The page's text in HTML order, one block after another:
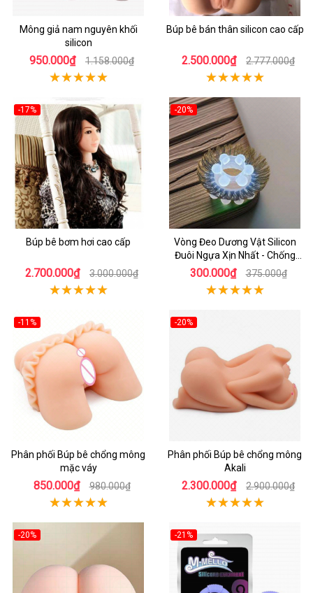
Mông giả nam nguyên khối
silicon
950.000₫ 1.158.000₫
Búp bê bán thân silicon cao cấp
2.500.000₫ 2.777.000₫
-17%
Búp bê bơm hơi cao cấp
2.700.000₫ 3.000.000₫
-20%
Vòng Đeo Dương Vật Silicon
Đuôi Ngựa Xịn Nhất - Chống
Xuất Tinh Sớm
300.000₫ 375.000₫
-11%
Phân phối Búp bê chổng mông
mặc váy
850.000₫ 980.000₫
-20%
Phân phối Búp bê chổng mông
Akali
2.300.000₫ 2.900.000₫
-20% -21%